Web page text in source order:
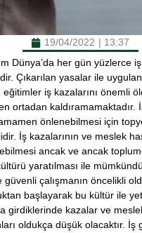
19/04/2022 | 13:37
Dünya’da her gün yüzlerce iş
Çıkarılan yasalar ile
eğitimler iş kazalarını önemli
ortadan kaldıramamaktadır.
önlenebilmesi için
İş kazalarının ve meslek
ancak ve ancak
yaratılması ile
güvenli çalışmanın öncelikli
başlayarak bu kültür ile
girdiklerinde kazalar ve
oldukça düşük olacaktır. İş